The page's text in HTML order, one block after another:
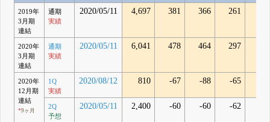
2019年
3月期
連結
通期
実績
2020/05/11 4,697 381 366 261
2020年
3月期
連結
通期
実績
2020/05/11 6,041 478 464 297
2020年
12月期
連結
*9ヶ月
1Q
実績
2020/08/12 810 -67 -88 -65
2Q
予想
2020/05/11 2,400 -60 -60 -62